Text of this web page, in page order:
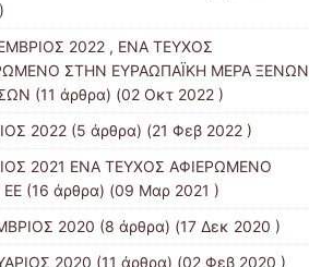
2022 , ΕΝΑ ΤΕΥΧΟΣ
ΣΤΗΝ ΕΥΡΑΩΠΑΪΚΗ ΜΕΡΑ ΞΕΝΩΝ
(11 άρθρα) (02 Οκτ 2022 )
2022(5 άρθρα) (21 Φεβ 2022 )
2021 ΕΝΑ ΤΕΥΧΟΣ ΑΦΙΕΡΩΜΕΝΟ
(16 άρθρα) (09 Μαρ 2021 )
2020 (8 άρθρα) (17 Δεκ 2020 )
2020 (11 άρθρα) (02 Φεβ 2020 )